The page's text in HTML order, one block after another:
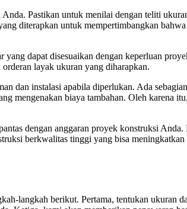
Pastikan untuk menilai dengan teliti
diterapkan untuk mempertimbangkan
dapat disesuaikan dengan keperluan
layak ukuran yang diharapkan.
dan instalasi apabila diperlukan. Ada
mengenakan biaya tambahan. Oleh karena
dengan anggaran proyek konstruksi
berkwalitas tinggi yang bisa
langkah berikut. Pertama, tentukan ukuran